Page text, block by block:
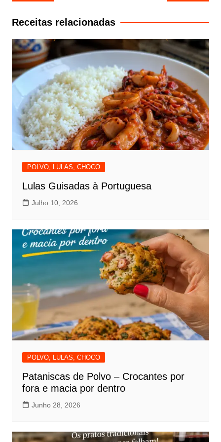
artigos
Receitas relacionadas
POLVO, LULAS, CHOCO
Lulas Guisadas à Portuguesa
Julho 10, 2026
POLVO, LULAS, CHOCO
Pataniscas de Polvo – Crocantes por
fora e macia por dentro
Junho 28, 2026